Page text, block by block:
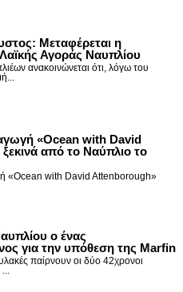
Μεταφέρεται η
Λαϊκής Αγοράς Ναυπλίου
ανακοινώνεται ότι, λόγω του
«Ocean with David
από το Ναύπλιο το
«Ocean with David Attenborough»
ο ένας
για την υπόθεση της Marfin
παίρνουν οι δύο 42χρονοι
...